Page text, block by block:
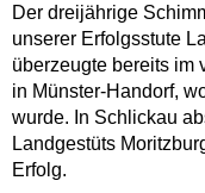
Der dreijährige
unserer Erfolgsstute
überzeugte bereits im
in Münster-Handorf,
wurde. In Schlickau
Landgestüts
Erfolg.